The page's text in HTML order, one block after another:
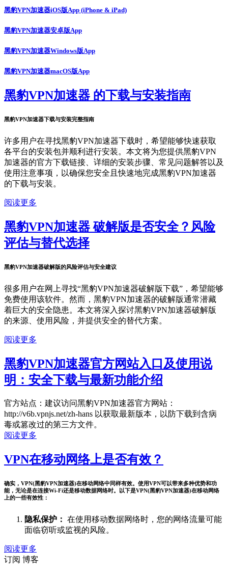
黑豹VPN加速器iOS版App (iPhone & iPad)
黑豹VPN加速器安卓版App
黑豹VPN加速器Windows版App
黑豹VPN加速器macOS版App
黑豹VPN加速器 的下载与安装指南
黑豹VPN加速器下载与安装完整指南
许多用户在寻找黑豹VPN加速器下载时，希望能够快速获取
各平台的安装包并顺利进行安装。本文将为您提供黑豹VPN
加速器的官方下载链接、详细的安装步骤、常见问题解答以及
使用注意事项，以确保您安全且快速地完成黑豹VPN加速器
的下载与安装。
阅读更多
黑豹VPN加速器 破解版是否安全？风险
评估与替代选择
黑豹VPN加速器破解版的风险评估与安全建议
很多用户在网上寻找“黑豹VPN加速器破解版下载”，希望能够
免费使用该软件。然而，黑豹VPN加速器的破解版通常潜藏
着巨大的安全隐患。本文将深入探讨黑豹VPN加速器破解版
的来源、使用风险，并提供安全的替代方案。
阅读更多
黑豹VPN加速器官方网站入口及使用说
明：安全下载与最新功能介绍
官方站点：建议访问黑豹VPN加速器官方网站：
http://v6b.vpnjs.net/zh-hans 以获取最新版本，以防下载到含病
毒或篡改过的第三方文件。
阅读更多
VPN在移动网络上是否有效？
确实，VPN(黑豹VPN加速器)在移动网络中同样有效。使用VPN可以带来多种优势和功
能，无论是在连接Wi-Fi还是移动数据网络时。以下是VPN(黑豹VPN加速器)在移动网络
上的一些有效性：
隐私保护： 在使用移动数据网络时，您的网络流量可能
面临窃听或监视的风险。
阅读更多
订阅 博客